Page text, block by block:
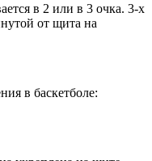
в 2 или в 3 очка. 3-х
от щита на
в баскетболе: